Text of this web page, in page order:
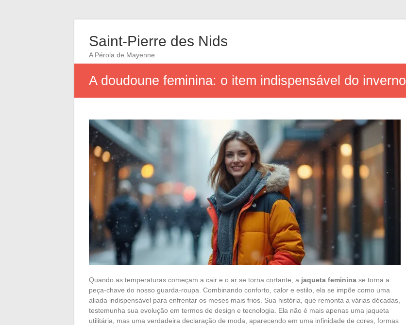
Saint-Pierre des Nids
A Pérola de Mayenne
A doudoune feminina: o item indispensável do inverno
Quando as temperaturas começam a cair e o ar se torna cortante, a jaqueta feminina se torna a
peça-chave do nosso guarda-roupa. Combinando conforto, calor e estilo, ela se impõe como uma
aliada indispensável para enfrentar os meses mais frios. Sua história, que remonta a várias décadas,
testemunha sua evolução em termos de design e tecnologia. Ela não é mais apenas uma jaqueta
utilitária, mas uma verdadeira declaração de moda, aparecendo em uma infinidade de cores, formas